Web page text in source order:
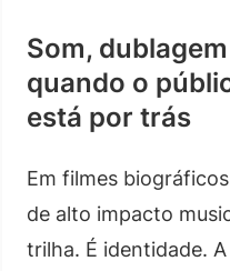
Som,
quando o
está por trás
Em filmes
de alto impacto
trilha. É identidade.